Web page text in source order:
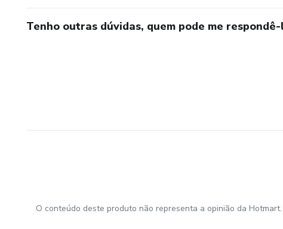
Tenho outras dúvidas, quem pode me respondê-
O conteúdo deste produto não representa a opinião da